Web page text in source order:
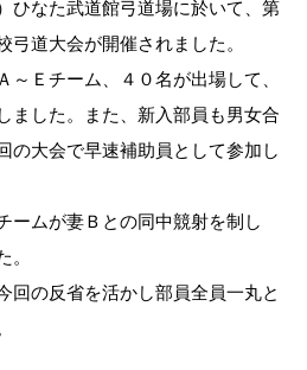
ひなた武道館弓道場に於いて、第
弓道大会が開催されました。
～Ｅチーム、４０名が出場して、
ました。また、新入部員も男女合
の大会で早速補助員として参加し
ームが妻Ｂとの同中競射を制し
。
回の反省を活かし部員全員一丸と